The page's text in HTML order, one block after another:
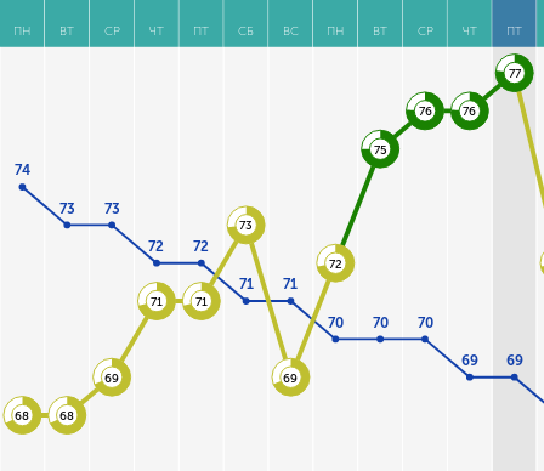
ПН ВТ СР ЧТ ПТ СБ ВС ПН ВТ СР ЧТ ПТ
74
73 73
72 72
71 71
70 70 70
69 69
68 68
69
71 71
73
69
72
75
76 76
77